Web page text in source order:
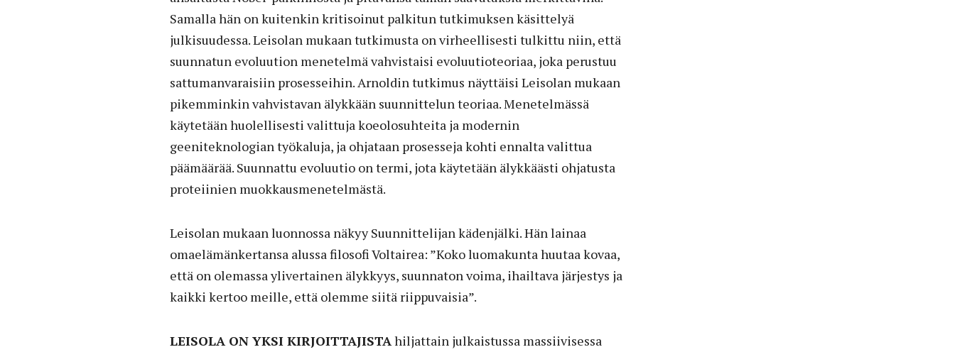
Samalla hän on kuitenkin kritisoinut palkitun tutkimuksen käsittelyä
julkisuudessa. Leisolan mukaan tutkimusta on virheellisesti tulkittu niin, että
suunnatun evoluution menetelmä vahvistaisi evoluutioteoriaa, joka perustuu
sattumanvaraisiin prosesseihin. Arnoldin tutkimus näyttäisi Leisolan mukaan
pikemminkin vahvistavan älykkään suunnittelun teoriaa. Menetelmässä
käytetään huolellisesti valittuja koeolosuhteita ja modernin
geeniteknologian työkaluja, ja ohjataan prosesseja kohti ennalta valittua
päämäärää. Suunnattu evoluutio on termi, jota käytetään älykkäästi ohjatusta
proteiinien muokkausmenetelmästä.
Leisolan mukaan luonnossa näkyy Suunnittelijan kädenjälki. Hän lainaa
omaelämänkertansa alussa filosofi Voltairea: ”Koko luomakunta huutaa kovaa,
että on olemassa ylivertainen älykkyys, suunnaton voima, ihailtava järjestys ja
kaikki kertoo meille, että olemme siitä riippuvaisia”.
LEISOLA ON YKSI KIRJOITTAJISTA hiljattain julkaistussa massiivisessa